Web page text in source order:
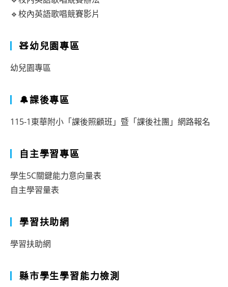
🔹校內英語歌唱競賽影片
🧸幼兒園專區
幼兒園專區
🔔課後專區
115-1東華附小「課後照顧班」暨「課後社團」網路報名
自主學習專區
學生5C關鍵能力意向量表
自主學習量表
學習扶助網
學習扶助網
縣市學生學習能力檢測